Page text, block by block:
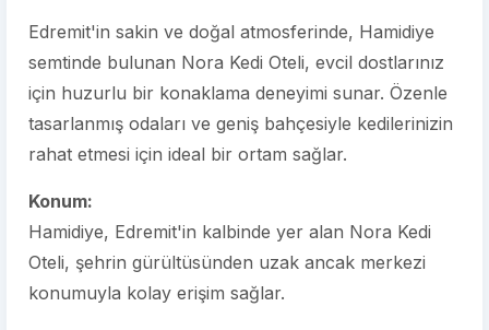
Edremit'in sakin ve doğal atmosferinde, Hamidiye
semtinde bulunan Nora Kedi Oteli, evcil dostlarınız
için huzurlu bir konaklama deneyimi sunar. Özenle
tasarlanmış odaları ve geniş bahçesiyle kedilerinizin
rahat etmesi için ideal bir ortam sağlar.
Konum:
Hamidiye, Edremit'in kalbinde yer alan Nora Kedi
Oteli, şehrin gürültüsünden uzak ancak merkezi
konumuyla kolay erişim sağlar.